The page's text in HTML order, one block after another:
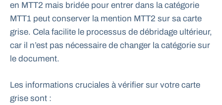
en MTT2 mais bridée pour entrer dans la catégorie
MTT1 peut conserver la mention MTT2 sur sa carte
grise. Cela facilite le processus de débridage ultérieur,
car il n’est pas nécessaire de changer la catégorie sur
le document.
Les informations cruciales à vérifier sur votre carte
grise sont :